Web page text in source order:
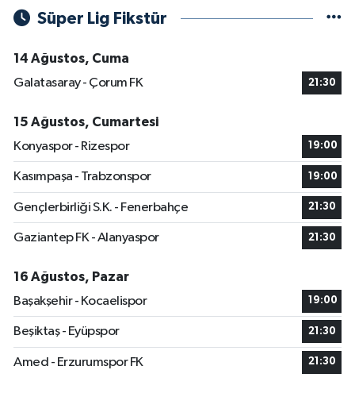
Süper Lig Fikstür
14 Ağustos, Cuma
Galatasaray - Çorum FK
21:30
15 Ağustos, Cumartesi
Konyaspor - Rizespor
19:00
Kasımpaşa - Trabzonspor 19:00
Gençlerbirliği S.K. - Fenerbahçe 21:30
Gaziantep FK - Alanyaspor 21:30
16 Ağustos, Pazar
Başakşehir - Kocaelispor
19:00
Beşiktaş - Eyüpspor 21:30
Amed - Erzurumspor FK 21:30